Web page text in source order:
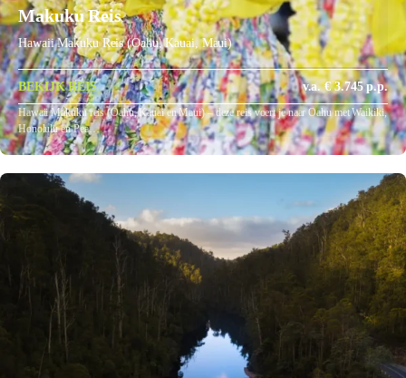
Makuku Reis
Hawaii Makuku Reis (Oahu, Kauai, Maui)
BEKIJK REIS v.a. € 3.745 p.p.
Hawaii Makuku reis (Oahu, Kauai en Maui) – deze reis voert je naar Oahu met Waikiki,
Honolulu en Pea…